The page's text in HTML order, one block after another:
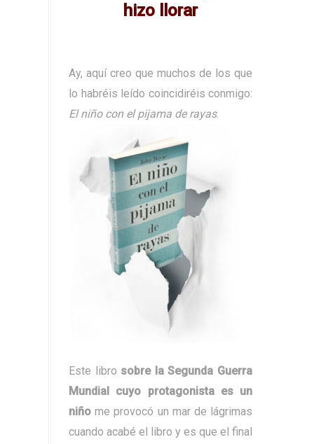
hizo llorar
Ay, aquí creo que muchos de los que
lo habréis leído coincidiréis conmigo:
El niño con el pijama de rayas.
Este libro sobre la Segunda Guerra
Mundial cuyo protagonista es un
niñome provocó un mar de lágrimas
cuando acabé el libro y es que el final